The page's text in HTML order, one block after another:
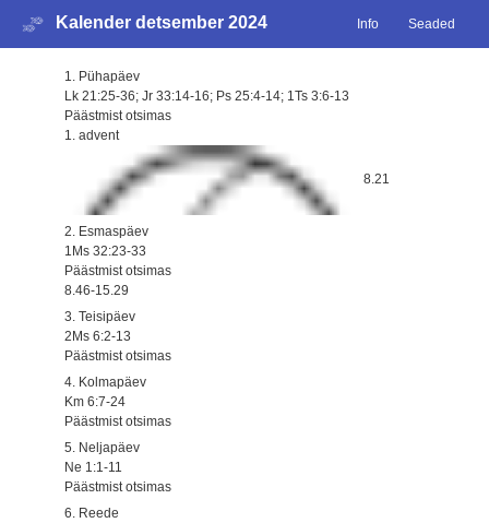
Kalender detsember 2024 Info Seaded
1. Pühapäev
Lk 21:25-36; Jr 33:14-16; Ps 25:4-14; 1Ts 3:6-13
Päästmist otsimas
1. advent
8.21
2. Esmaspäev
1Ms 32:23-33
Päästmist otsimas
8.46-15.29
3. Teisipäev
2Ms 6:2-13
Päästmist otsimas
4. Kolmapäev
Km 6:7-24
Päästmist otsimas
5. Neljapäev
Ne 1:1-11
Päästmist otsimas
6. Reede